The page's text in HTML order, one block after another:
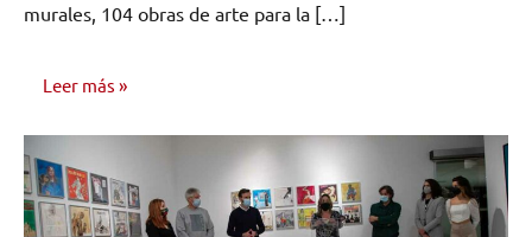
murales, 104 obras de arte para la […]
Leer más
NOTICIAS